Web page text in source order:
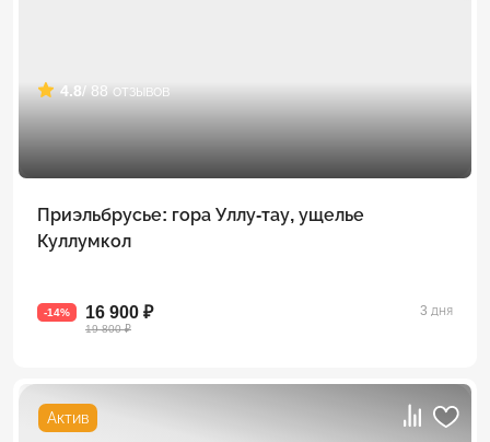
4.8/ 88 отзывов
Приэльбрусье: гора Уллу-тау, ущелье
Куллумкол
-14% 16 900 ₽
19 800 ₽
3 дня
Актив